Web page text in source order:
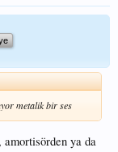
metalik bir ses
amortisörden ya da